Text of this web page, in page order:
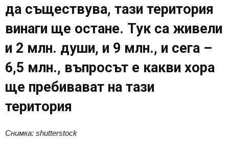
да съществува, тази територия
винаги ще остане. Тук са живели
и 2 млн. души, и 9 млн., и сега –
6,5 млн., въпросът е какви хора
ще пребивават на тази
територия
Снимка: shutterstock